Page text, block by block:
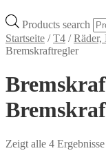
Products search
Startseite /T4 /Räder,
Bremskraftregler
Zeigt alle 4 Ergebnisse